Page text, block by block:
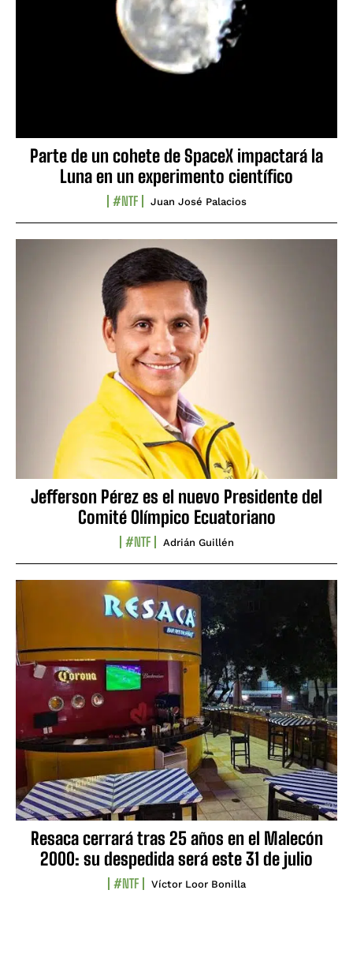
Parte de un cohete de SpaceX impactará la
Luna en un experimento científico
#NTF Juan José Palacios
Jefferson Pérez es el nuevo Presidente del
Comité Olímpico Ecuatoriano
#NTF Adrián Guillén
Resaca cerrará tras 25 años en el Malecón
2000: su despedida será este 31 de julio
#NTF Víctor Loor Bonilla